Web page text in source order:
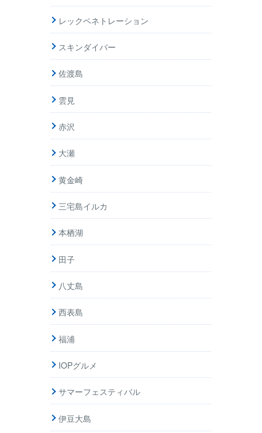
レックペネトレーション
スキンダイバー
佐渡島
雲見
赤沢
大瀬
黄金崎
三宅島イルカ
本栖湖
田子
八丈島
西表島
福浦
IOPグルメ
サマーフェスティバル
伊豆大島